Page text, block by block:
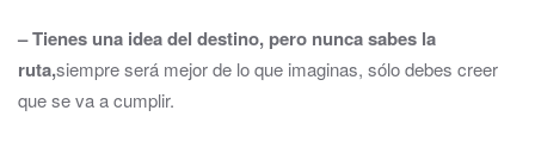
–Tienes una idea del destino, pero nunca sabes la
ruta,siempre será mejor de lo que imaginas, sólo debes creer
que se va a cumplir.